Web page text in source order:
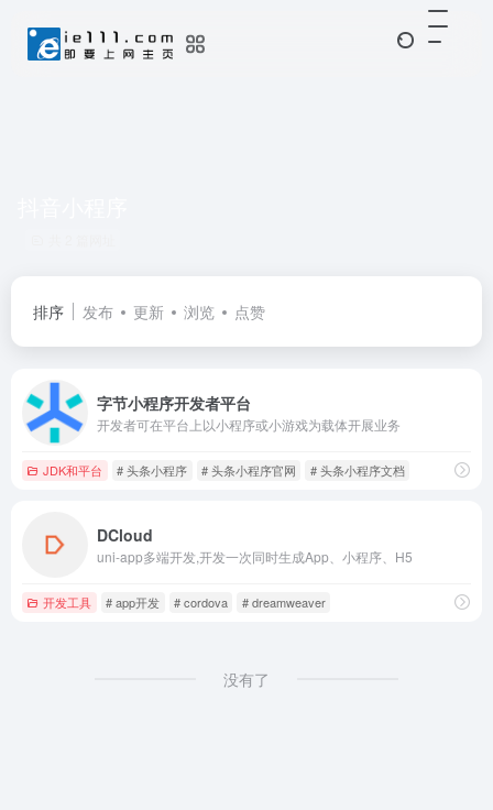
排序 发布 更新 浏览 点赞
字节小程序开发者平台
开发者可在平台上以小程序或小游戏为载体开展业务
JDK和平台 # 头条小程序 # 头条小程序官网 # 头条小程序文档
DCloud
uni-app多端开发,开发一次同时生成App、小程序、H5
开发工具 # app开发 # cordova # dreamweaver
没有了